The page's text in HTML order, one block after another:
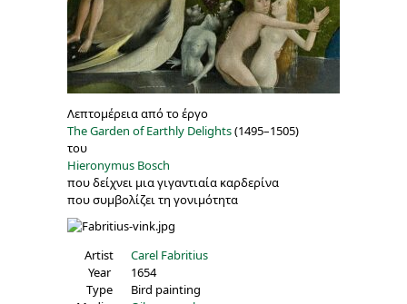
Λεπτομέρεια από το έργο
The Garden of Earthly Delights(1495–1505)
του
Hieronymus Bosch
που δείχνει μια γιγαντιαία καρδερίνα
που συμβολίζει τη γονιμότητα
Artist
Carel Fabritius
Year
1654
Type
Bird painting